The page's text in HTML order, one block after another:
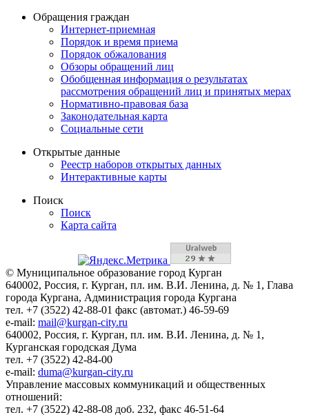
Обращения граждан
Интернет-приемная
Порядок и время приема
Порядок обжалования
Обзоры обращений лиц
Обобщенная информация о результатах
рассмотрения обращений лиц и принятых мерах
Нормативно-правовая база
Законодательная карта
Социальные сети
Открытые данные
Реестр наборов открытых данных
Интерактивные карты
Поиск
Поиск
Карта сайта
© Муниципальное образование город Курган
640002, Россия, г. Курган, пл. им. В.И. Ленина, д. № 1, Глава
города Кургана, Администрация города Кургана
тел. +7 (3522) 42-88-01 факс (автомат.) 46-59-69
e-mail: mail@kurgan-city.ru
640002, Россия, г. Курган, пл. им. В.И. Ленина, д. № 1,
Курганская городская Дума
тел. +7 (3522) 42-84-00
e-mail: duma@kurgan-city.ru
Управление массовых коммуникаций и общественных
отношений:
тел. +7 (3522) 42-88-08 доб. 232, факс 46-51-64